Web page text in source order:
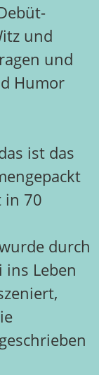
und
und
Humor
ist das
in 70
durch
ins Leben